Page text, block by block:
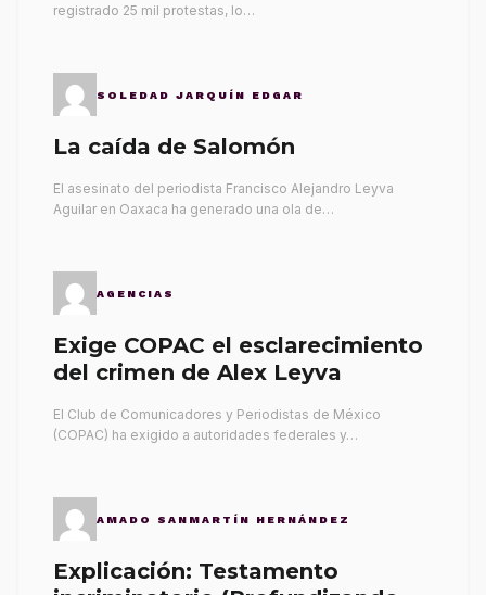
registrado 25 mil protestas, lo…
SOLEDAD JARQUÍN EDGAR
La caída de Salomón
El asesinato del periodista Francisco Alejandro Leyva
Aguilar en Oaxaca ha generado una ola de…
AGENCIAS
Exige COPAC el esclarecimiento
del crimen de Alex Leyva
El Club de Comunicadores y Periodistas de México
(COPAC) ha exigido a autoridades federales y…
AMADO SANMARTÍN HERNÁNDEZ
Explicación: Testamento